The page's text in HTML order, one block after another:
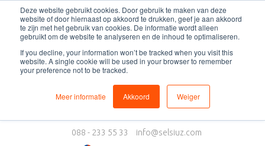
Deze website gebruikt cookies. Door gebruik te maken van deze
website of door hiernaast op akkoord te drukken, geef je aan akkoord
te zijn met het gebruik van cookies. De informatie wordt alleen
gebruikt om de website te analyseren en de inhoud te optimaliseren.
If you decline, your information won’t be tracked when you visit this
website. A single cookie will be used in your browser to remember
your preference not to be tracked.
Meer informatie Akkoord Weiger
088 - 233 55 33 info@selsiuz.com